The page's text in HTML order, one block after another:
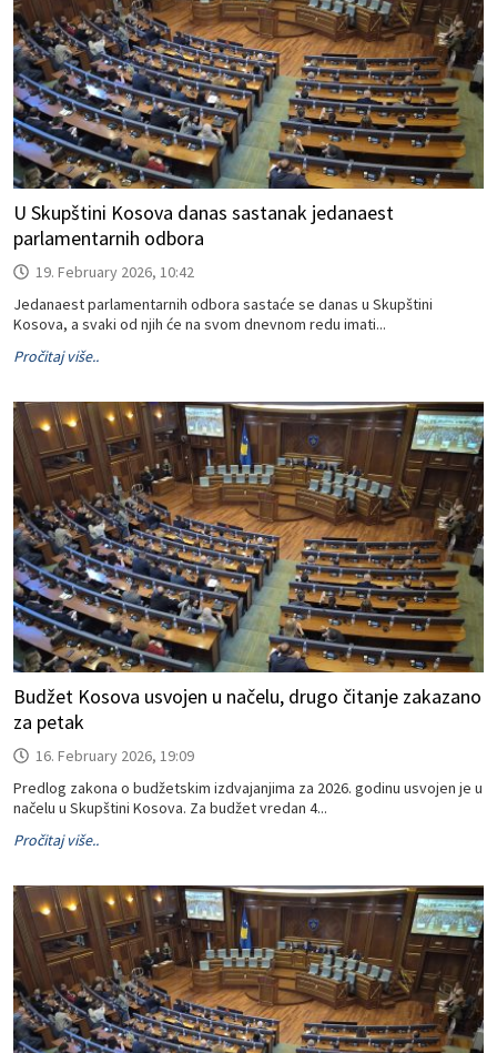
U Skupštini Kosova danas sastanak jedanaest
parlamentarnih odbora
19. February 2026, 10:42
Jedanaest parlamentarnih odbora sastaće se danas u Skupštini
Kosova, a svaki od njih će na svom dnevnom redu imati...
Pročitaj više..
Budžet Kosova usvojen u načelu, drugo čitanje zakazano
za petak
16. February 2026, 19:09
Predlog zakona o budžetskim izdvajanjima za 2026. godinu usvojen je u
načelu u Skupštini Kosova. Za budžet vredan 4...
Pročitaj više..